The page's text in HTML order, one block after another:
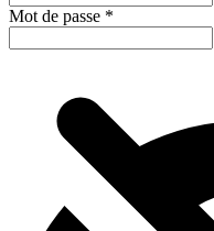
Mot de passe *